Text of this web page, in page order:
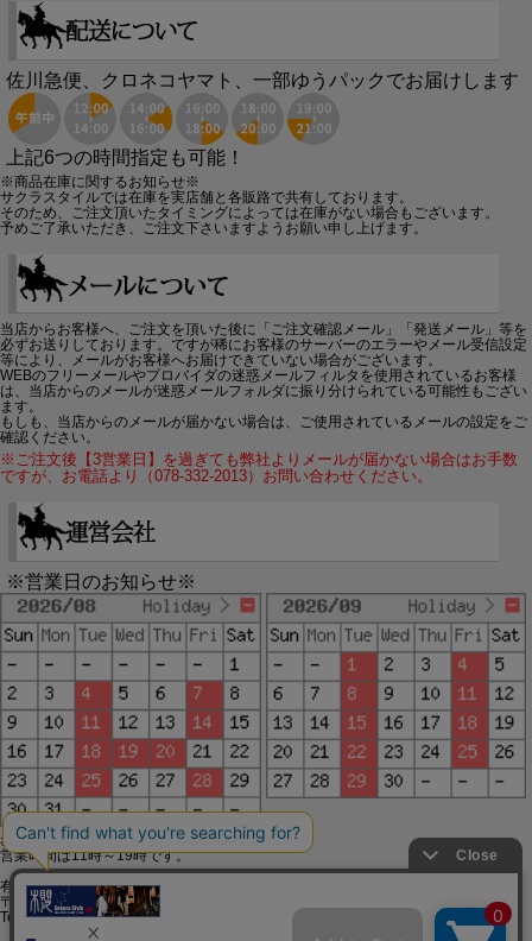
佐川急便、クロネコヤマト、一部ゆうパックでお届けします
上記6つの時間指定も可能！
※商品在庫に関するお知らせ※
サクラスタイルでは在庫を実店舗と各販路で共有しております。
そのため、ご注文頂いたタイミングによっては在庫がない場合もございます。
予めご了承いただき、ご注文下さいますようお願い申し上げます。
当店からお客様へ、ご注文を頂いた後に「ご注文確認メール」「発送メール」等を
必ずお送りしております。ですが稀にお客様のサーバーのエラーやメール受信設定
等により、メールがお客様へお届けできていない場合がございます。
WEBのフリーメールやプロバイダの迷惑メールフィルタを使用されているお客様
は、当店からのメールが迷惑メールフォルダに振り分けられている可能性もござい
ます。
もしも、当店からのメールが届かない場合は、ご使用されているメールの設定をご
確認ください。
※ご注文後【3営業日】を過ぎても弊社よりメールが届かない場合はお手数
ですが、お電話より（078-332-2013）お問い合わせください。
※営業日のお知らせ※
赤字で塗られた日は配送定休日です。
営業時間は11時～19時です。
有限会社ジップジップ SakuraStyle通販事業部
〒650-0021 神戸市中央区三宮町3-9-19イトウビル1,4F
Tel:078-332-2013 FAX:078-333-6644